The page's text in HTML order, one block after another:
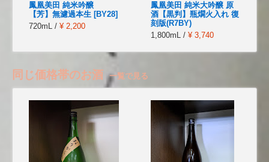
鳳凰美田 純米吟醸
【芳】無濾過本生 [BY28]
720mL / ¥ 2,200
鳳凰美田 純米大吟醸 原
酒【黒判】瓶燗火入れ 復
刻版(R7BY)
1,800mL / ¥ 3,740
同じ価格帯のお酒 一覧で見る